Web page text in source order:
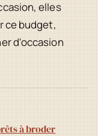
elles
ce budget,
d'occasion
à broder